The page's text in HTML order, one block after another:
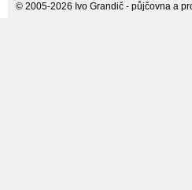
© 2005-2026 Ivo Grandič - půjčovna a